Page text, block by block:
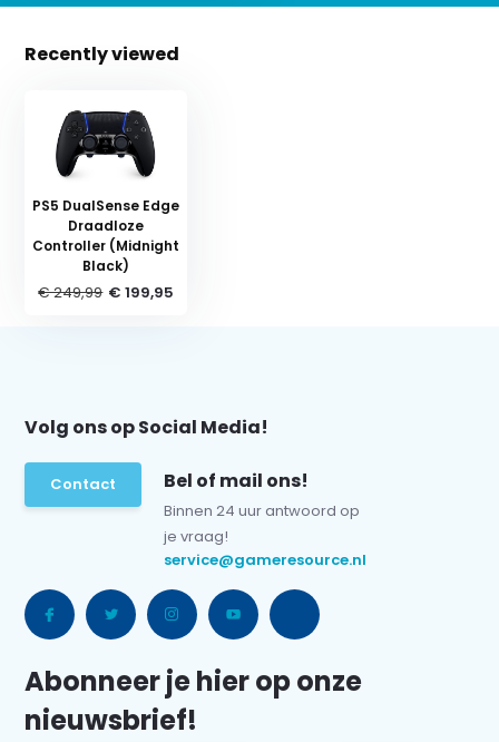
Recently viewed
PS5 DualSense Edge
Draadloze
Controller (Midnight
Black)
€ 249,99 € 199,95
Volg ons op Social Media!
Contact Bel of mail ons!
Binnen 24 uur antwoord op
je vraag!
service@gameresource.nl
Abonneer je hier op onze
nieuwsbrief!